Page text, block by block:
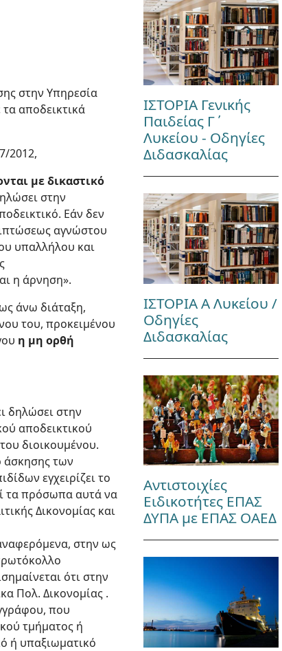
στην Υπηρεσία
αποδεικτικά
2012,
με δικαστικό
στην
Εάν δεν
αγνώστου
υπαλλήλου και
η άρνηση».
άνω διάταξη,
του, προκειμένου
η μη ορθή
δηλώσει στην
αποδεικτικού
διοικουμένου.
άσκησης των
εγχειρίζει το
τα πρόσωπα αυτά να
Δικονομίας και
στην ως
ότι στην
Πολ. Δικονομίας .
που
τμήματος ή
ή υπαξιωματικό
ΙΣΤΟΡΙΑ Γενικής
Παιδείας Γ΄
Λυκείου - Οδηγίες
Διδασκαλίας
ΙΣΤΟΡΙΑ Α Λυκείου /
Οδηγίες
Διδασκαλίας
Αντιστοιχίες
Ειδικοτήτες ΕΠΑΣ
ΔΥΠΑ με ΕΠΑΣ ΟΑΕΔ